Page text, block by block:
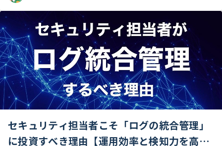
セキュリティ担当者こそ「ログの統合管理」
に投資すべき理由【運用効率と検知力を高め